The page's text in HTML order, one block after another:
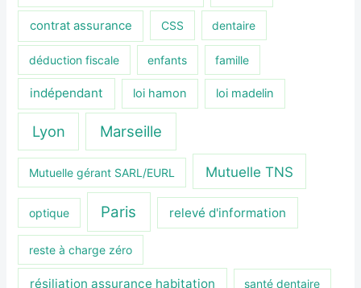
contrat assurance CSS dentaire
déduction fiscale enfants famille
indépendant loi hamon loi madelin
Lyon Marseille
Mutuelle gérant SARL/EURL Mutuelle TNS
optique Paris relevé d'information
reste à charge zéro
résiliation assurance habitation santé dentaire